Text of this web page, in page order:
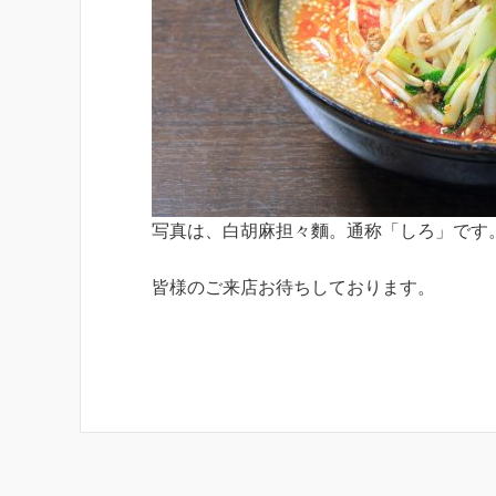
写真は、白胡麻担々麵。通称「しろ」です
皆様のご来店お待ちしております。